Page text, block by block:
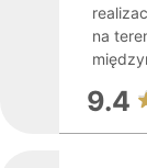
na
9.4